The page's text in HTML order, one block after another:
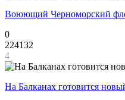
Воюющий Черноморский
0
224132
4
На Балканах готовится